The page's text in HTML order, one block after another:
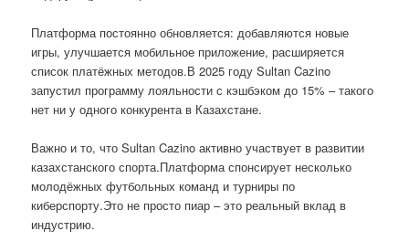
Платформа постоянно обновляется: добавляются новые
игры, улучшается мобильное приложение, расширяется
список платёжных методов.В 2025 году Sultan Cazino
запустил программу лояльности с кэшбэком до 15% – такого
нет ни у одного конкурента в Казахстане.
Важно и то, что Sultan Cazino активно участвует в развитии
казахстанского спорта.Платформа спонсирует несколько
молодёжных футбольных команд и турниры по
киберспорту.Это не просто пиар – это реальный вклад в
индустрию.